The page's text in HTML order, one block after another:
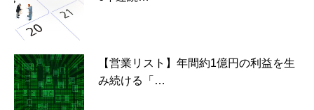
【営業リスト】年間約1億円の利益を生
み続ける「…